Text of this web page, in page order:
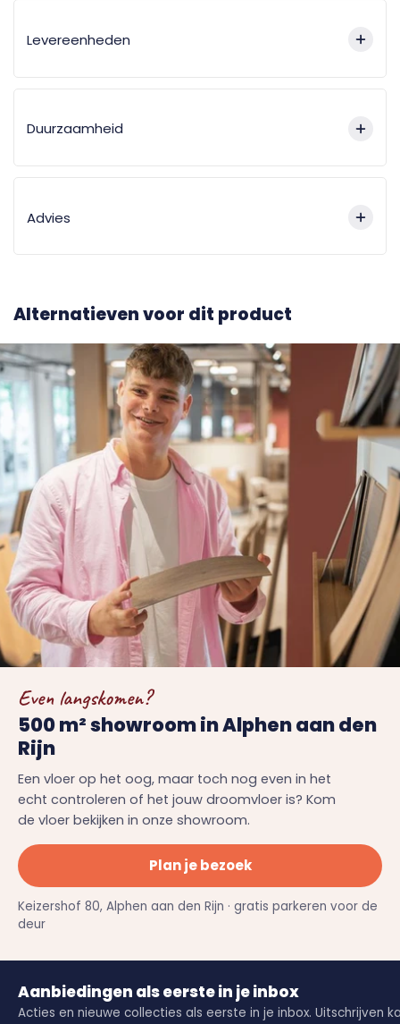
Levereenheden
Duurzaamheid
Advies
Alternatieven voor dit product
Even langskomen?
500 m² showroom in Alphen aan den
Rijn
Een vloer op het oog, maar toch nog even in het
echt controleren of het jouw droomvloer is? Kom
de vloer bekijken in onze showroom.
Plan je bezoek
Keizershof 80, Alphen aan den Rijn · gratis parkeren voor de
deur
Aanbiedingen als eerste in je inbox
Acties en nieuwe collecties als eerste in je inbox. Uitschrijven